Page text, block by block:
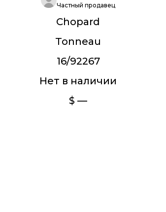
Частный продавец
Chopard
Tonneau
16/92267
Нет в наличии
$ —